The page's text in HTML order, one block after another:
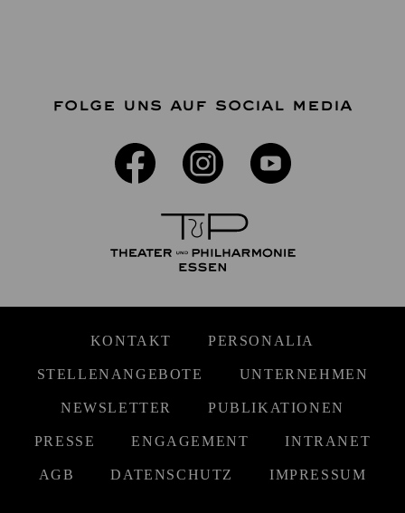
FOLGE UNS AUF SOCIAL MEDIA
KONTAKT PERSONALIA
STELLENANGEBOTE UNTERNEHMEN
NEWSLETTER PUBLIKATIONEN
PRESSE ENGAGEMENT INTRANET
AGB DATENSCHUTZ IMPRESSUM